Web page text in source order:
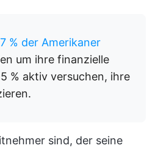
% der Amerikaner
um ihre finanzielle
% aktiv versuchen, ihre
sind, der seine